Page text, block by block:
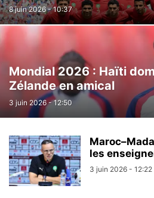
8 juin 2026 - 10:37
Mondial 2026 : Haïti
Zélande en amical
3 juin 2026 - 12:50
les
3 juin 2026 - 12:22